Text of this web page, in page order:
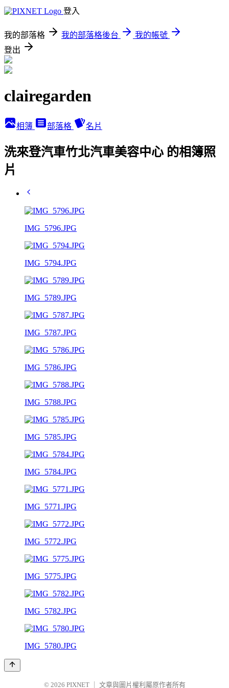
登入
我的部落格 我的部落格後台
我的帳號
登出
clairegarden
相簿 部落格 名片
洗來登汽車竹北汽車美容中心 的相簿照
片
IMG_5796.JPG
IMG_5794.JPG
IMG_5789.JPG
IMG_5787.JPG
IMG_5786.JPG
IMG_5788.JPG
IMG_5785.JPG
IMG_5784.JPG
IMG_5771.JPG
IMG_5772.JPG
IMG_5775.JPG
IMG_5782.JPG
IMG_5780.JPG
© 2026 PIXNET 文章與圖片權利屬原作者所有